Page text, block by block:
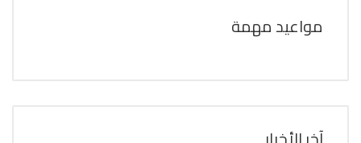
مواعيد مهمة